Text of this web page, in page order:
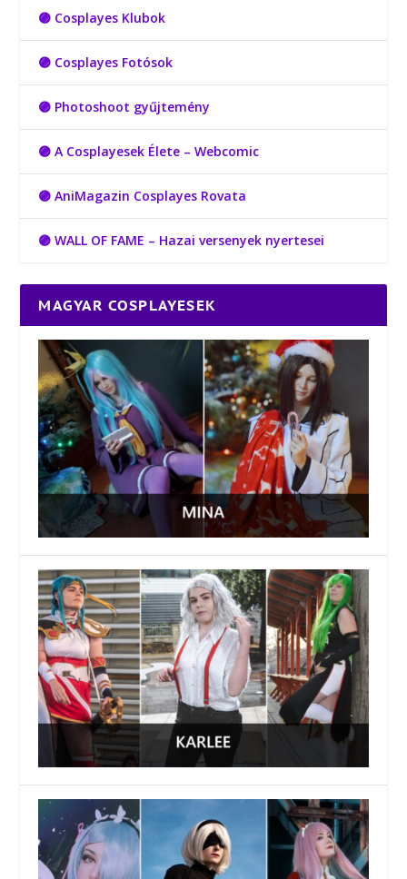
🟣 Cosplayes Klubok
🟣 Cosplayes Fotósok
🟣 Photoshoot gyűjtemény
🟣 A Cosplayesek Élete – Webcomic
🟣 AniMagazin Cosplayes Rovata
🟣 WALL OF FAME – Hazai versenyek nyertesei
MAGYAR COSPLAYESEK